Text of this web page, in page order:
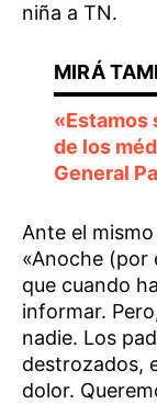
niña a TN.
«Estamos
de los
General
Ante el
«Anoche (por
que cuando
informar.
nadie. Los
destrozados,
dolor.